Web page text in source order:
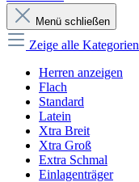
Menü schließen
Zeige alle Kategorien
Herren anzeigen
Flach
Standard
Latein
Xtra Breit
Xtra Groß
Extra Schmal
Einlagenträger